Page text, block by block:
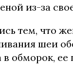
из-за
тем, что
шеи
обморок,